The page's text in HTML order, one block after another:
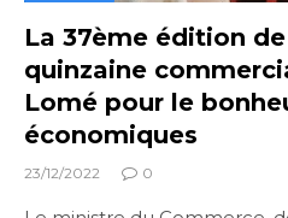
La 37ème édition
quinzaine
Lomé pour le
économiques
23/12/2022 0